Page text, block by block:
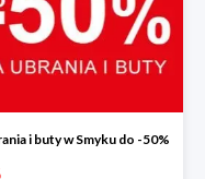
i buty w Smyku do -50%